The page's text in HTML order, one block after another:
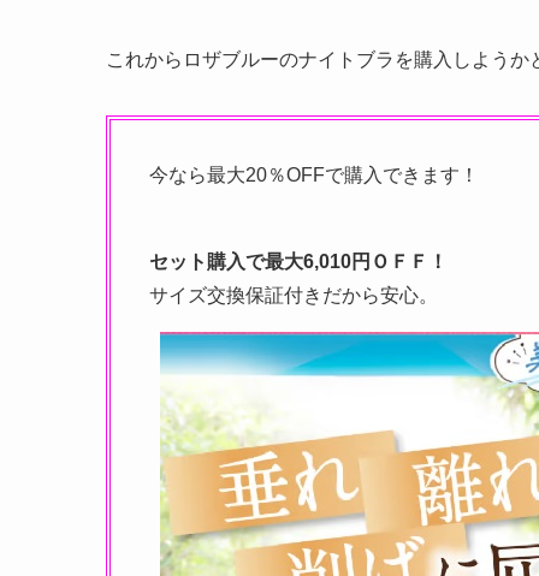
これからロザブルーのナイトブラを購入しよう
今なら最大20％OFFで購入できます！
セット購入で最大6,010円ＯＦＦ
！
サイズ交換保証付き だから安心。